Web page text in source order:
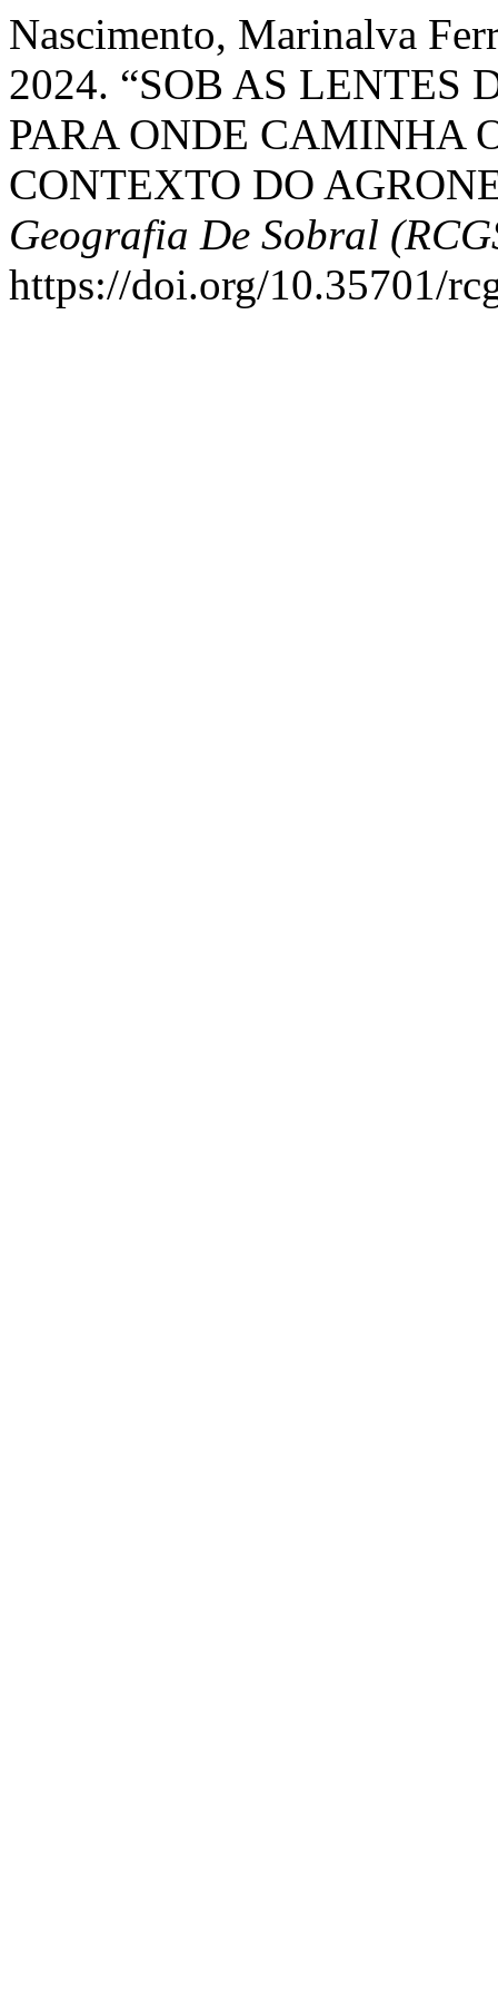
Nascimento, Marinalva
2024. “SOB AS LENTES
PARA ONDE CAMINHA
CONTEXTO DO
Geografia De Sobral
https://doi.org/10.35701/